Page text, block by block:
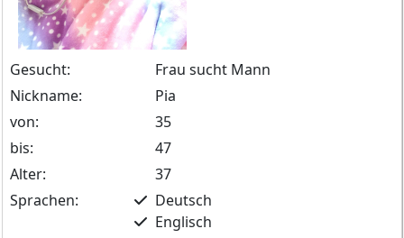
Gesucht:
Frau sucht Mann
Nickname:
Pia
von:
35
bis:
47
Alter:
37
Sprachen:
Deutsch
Englisch